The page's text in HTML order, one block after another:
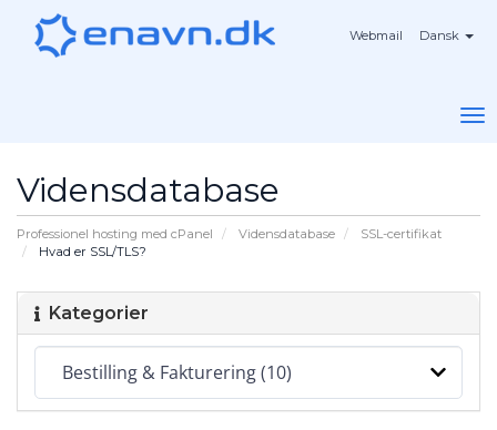
Webmail Dansk
Vidensdatabase
Professionel hosting med cPanel Vidensdatabase
SSL-certifikat
Hvad er SSL/TLS?
Kategorier